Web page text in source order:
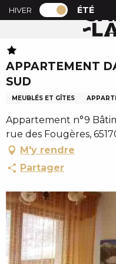
A
l
e
r
a
u
o
n
t
e
u
p
r
i
n
PAGE D’ACCUEIL
HIVER PAGE
ÉTÉ
Accueil été
APPARTEMENT
SUD
MEUBLÉS ET GÎTES
Appartement n°9
rue des Fougères,
M'y rendre
Partager